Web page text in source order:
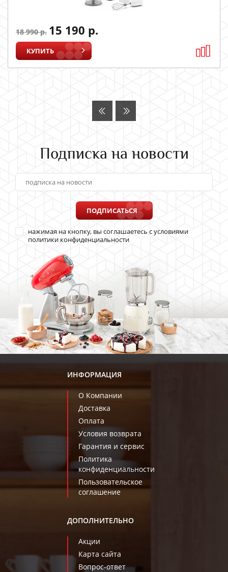
18 990 р. 15 190 р.
КУПИТЬ
Подписка на новости
ПОДПИСАТЬСЯ
нажимая на кнопку, вы соглашаетесь с условиями
политики конфиденциальности
ИНФОРМАЦИЯ
О Компании
Доставка
Оплата
Условия возврата
Гарантия и сервис
Политика
конфиденциальности
Пользовательское
соглашение
ДОПОЛНИТЕЛЬНО
Акции
Карта сайта
Вопрос-ответ